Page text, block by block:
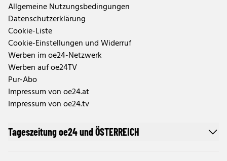
Allgemeine Nutzungsbedingungen
Datenschutzerklärung
Cookie-Liste
Cookie-Einstellungen und Widerruf
Werben im oe24-Netzwerk
Werben auf oe24TV
Pur-Abo
Impressum von oe24.at
Impressum von oe24.tv
Tageszeitung oe24 und ÖSTERREICH